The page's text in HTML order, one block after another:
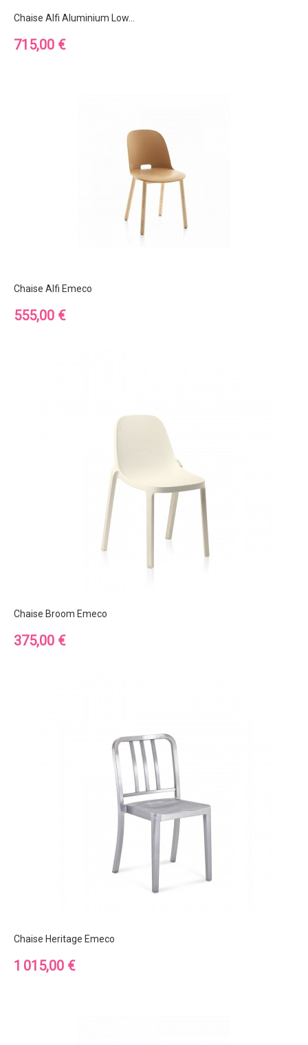
Chaise Alfi Aluminium Low...
Prix
715,00 €
Chaise Alfi Emeco
Prix
555,00 €
Chaise Broom Emeco
Prix
375,00 €
Chaise Heritage Emeco
Prix
1 015,00 €